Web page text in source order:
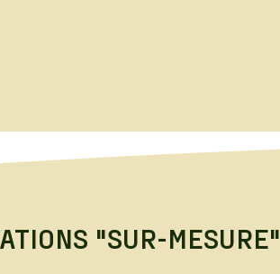
"SUR-MESURE"